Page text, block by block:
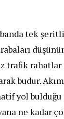
tek
trafik
budur.
yol
ne kadar